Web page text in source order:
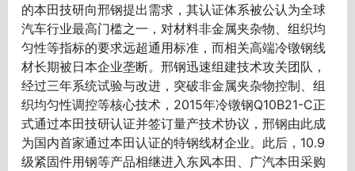
的本田技研向邢钢提出需求，其认证体系被公认为全球
汽车行业最高门槛之一，对材料非金属夹杂物、组织均
匀性等指标的要求远超通用标准，而相关高端冷镦钢线
材长期被日本企业垄断。邢钢迅速组建技术攻关团队，
经过三年系统试验与改进，突破非金属夹杂物控制、组
织均匀性调控等核心技术，2015年冷镦钢Q10B21-C正
式通过本田技研认证并签订量产技术协议，邢钢由此成
为国内首家通过本田认证的特钢线材企业。此后，10.9
级紧固件用钢等产品相继进入东风本田、广汽本田采购